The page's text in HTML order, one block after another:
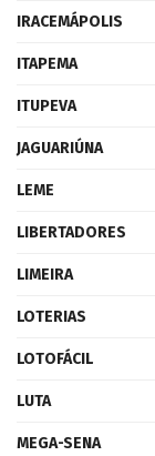
IRACEMÁPOLIS
ITAPEMA
ITUPEVA
JAGUARIÚNA
LEME
LIBERTADORES
LIMEIRA
LOTERIAS
LOTOFÁCIL
LUTA
MEGA-SENA